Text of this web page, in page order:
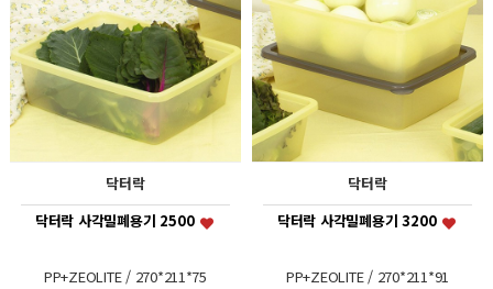
닥터락
닥터락 사각밀폐용기 2500
PP+ZEOLITE / 270*211*75
닥터락
닥터락 사각밀폐용기 3200
PP+ZEOLITE / 270*211*91